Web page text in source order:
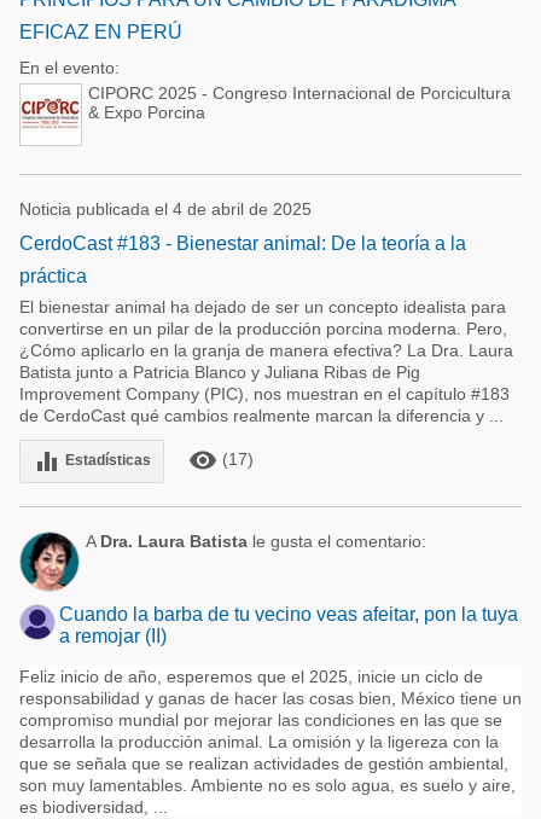
EFICAZ EN PERÚ
En el evento:
CIPORC 2025 - Congreso Internacional de Porcicultura
& Expo Porcina
Noticia publicada el 4 de abril de 2025
CerdoCast #183 - Bienestar animal: De la teoría a la
práctica
El bienestar animal ha dejado de ser un concepto idealista para
convertirse en un pilar de la producción porcina moderna. Pero,
¿Cómo aplicarlo en la granja de manera efectiva? La Dra. Laura
Batista junto a Patricia Blanco y Juliana Ribas de Pig
Improvement Company (PIC), nos muestran en el capítulo #183
de CerdoCast qué cambios realmente marcan la diferencia y ...
equalizer Estadísticas remove_red_eye (17)
A Dra. Laura Batista le gusta el comentario:
Cuando la barba de tu vecino veas afeitar, pon la tuya
a remojar (II)
Feliz inicio de año, esperemos que el 2025, inicie un ciclo de
responsabilidad y ganas de hacer las cosas bien, México tiene un
compromiso mundial por mejorar las condiciones en las que se
desarrolla la producción animal. La omisión y la ligereza con la
que se señala que se realizan actividades de gestión ambiental,
son muy lamentables. Ambiente no es solo agua, es suelo y aire,
es biodiversidad, ...